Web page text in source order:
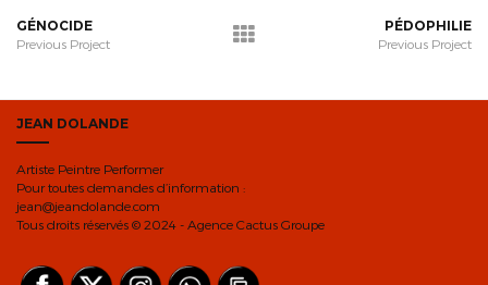
GÉNOCIDE
Previous Project
PÉDOPHILIE
Previous Project
JEAN DOLANDE
Artiste Peintre Performer
Pour toutes demandes d’information :
jean@jeandolande.com
Tous droits réservés © 2024 - Agence Cactus Groupe